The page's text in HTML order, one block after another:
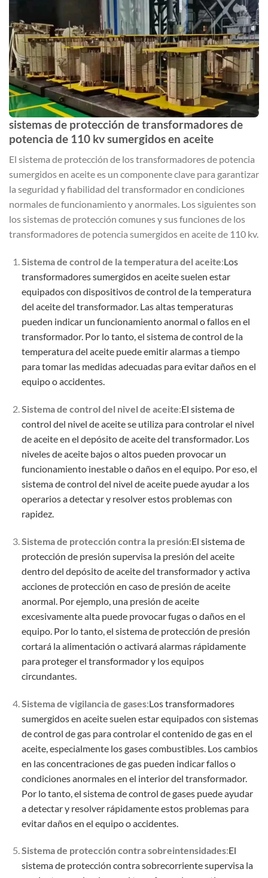
sistemas de protección de transformadores de
potencia de 110 kv sumergidos en aceite
El sistema de protección de los transformadores de potencia
sumergidos en aceite es un componente clave para garantizar
la seguridad y fiabilidad del transformador en condiciones
normales de funcionamiento y anormales. Los siguientes son
los sistemas de protección comunes y sus funciones de los
transformadores de potencia sumergidos en aceite de 110 kv.
Sistema de control de la temperatura del aceite:Los
transformadores sumergidos en aceite suelen estar
equipados con dispositivos de control de la temperatura
del aceite del transformador. Las altas temperaturas
pueden indicar un funcionamiento anormal o fallos en el
transformador. Por lo tanto, el sistema de control de la
temperatura del aceite puede emitir alarmas a tiempo
para tomar las medidas adecuadas para evitar daños en el
equipo o accidentes.
Sistema de control del nivel de aceite:El sistema de
control del nivel de aceite se utiliza para controlar el nivel
de aceite en el depósito de aceite del transformador. Los
niveles de aceite bajos o altos pueden provocar un
funcionamiento inestable o daños en el equipo. Por eso, el
sistema de control del nivel de aceite puede ayudar a los
operarios a detectar y resolver estos problemas con
rapidez.
Sistema de protección contra la presión:El sistema de
protección de presión supervisa la presión del aceite
dentro del depósito de aceite del transformador y activa
acciones de protección en caso de presión de aceite
anormal. Por ejemplo, una presión de aceite
excesivamente alta puede provocar fugas o daños en el
equipo. Por lo tanto, el sistema de protección de presión
cortará la alimentación o activará alarmas rápidamente
para proteger el transformador y los equipos
circundantes.
Sistema de vigilancia de gases:Los transformadores
sumergidos en aceite suelen estar equipados con sistemas
de control de gas para controlar el contenido de gas en el
aceite, especialmente los gases combustibles. Los cambios
en las concentraciones de gas pueden indicar fallos o
condiciones anormales en el interior del transformador.
Por lo tanto, el sistema de control de gases puede ayudar
a detectar y resolver rápidamente estos problemas para
evitar daños en el equipo o accidentes.
Sistema de protección contra sobreintensidades:El
sistema de protección contra sobrecorriente supervisa la